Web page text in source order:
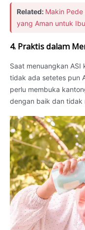
Related: Makin
yang Aman untuk
4. Praktis dalam
Saat menuangkan
tidak ada setetes pun
perlu membuka
dengan baik dan tidak